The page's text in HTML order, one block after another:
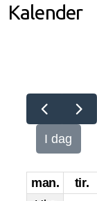
Kalender
I dag
man. tir.
Dirigent
Besetning